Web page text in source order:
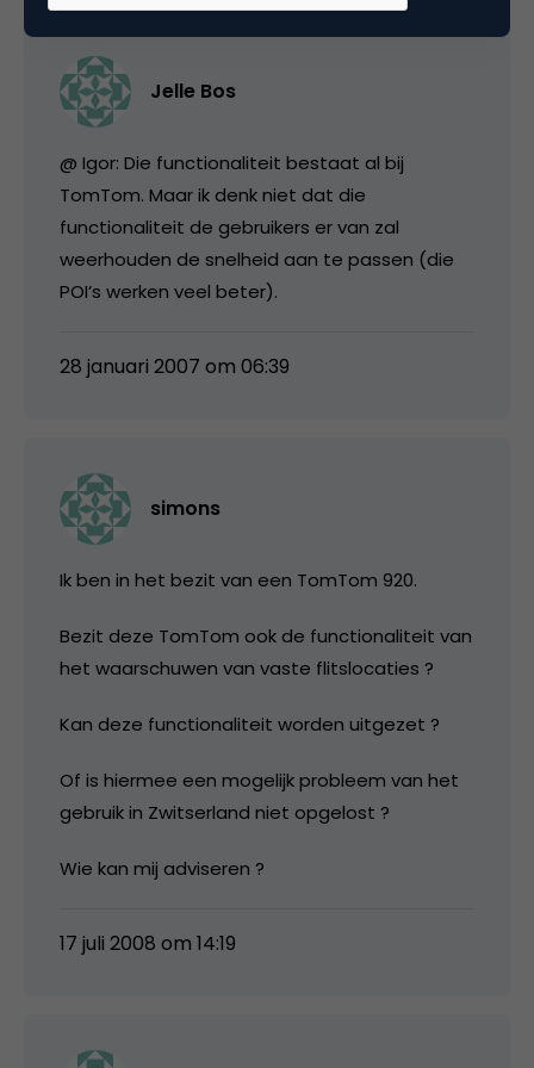
Jelle Bos
@ Igor: Die functionaliteit bestaat al bij
TomTom. Maar ik denk niet dat die
functionaliteit de gebruikers er van zal
weerhouden de snelheid aan te passen (die
POI’s werken veel beter).
28 januari 2007 om 06:39
simons
Ik ben in het bezit van een TomTom 920.
Bezit deze TomTom ook de functionaliteit van
het waarschuwen van vaste flitslocaties ?
Kan deze functionaliteit worden uitgezet ?
Of is hiermee een mogelijk probleem van het
gebruik in Zwitserland niet opgelost ?
Wie kan mij adviseren ?
17 juli 2008 om 14:19